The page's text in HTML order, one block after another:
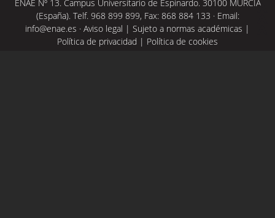
ENAE Nº 13. Campus Universitario de Espinardo. 30100 MURCIA
(España). Telf. 968 899 899, Fax: 868 884 133 · Email:
info@enae.es · Aviso legal | Sujeto a normas académicas |
Política de privacidad | Política de cookies